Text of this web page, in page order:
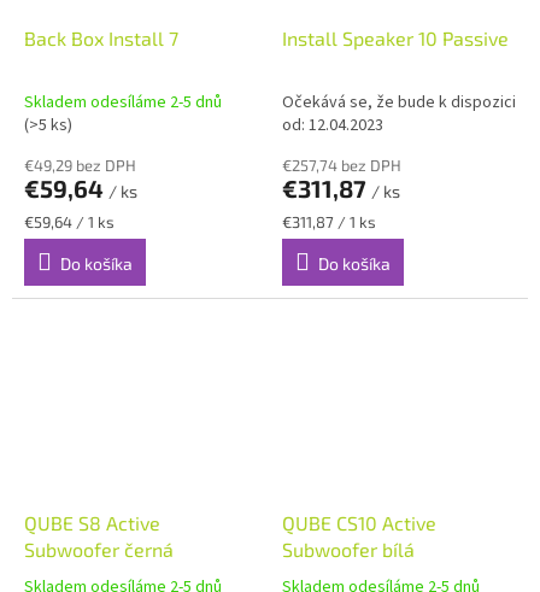
Back Box Install 7
Skladem odesíláme 2-5 dnů
(>5 ks)
€49,29 bez DPH
€59,64 / ks
Jednotková
cena:
€59,64 / 1 ks
Do košíka
Install Speaker 10 Passive
Očekává se, že bude k dispozici
od: 12.04.2023
€257,74 bez DPH
€311,87 / ks
Jednotková
cena:
€311,87 / 1 ks
Do košíka
QUBE S8 Active
Subwoofer černá
Skladem odesíláme 2-5 dnů
QUBE CS10 Active
Subwoofer bílá
Skladem odesíláme 2-5 dnů